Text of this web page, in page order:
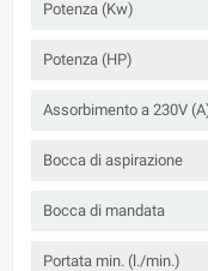
Potenza (Kw)
Potenza (HP)
Assorbimento a 230V
Bocca di aspirazione
Bocca di mandata
Portata min. (l./min.)